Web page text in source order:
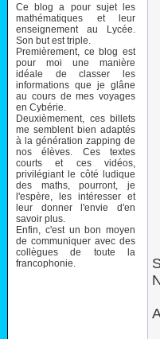
Ce blog a pour sujet les
mathématiques et leur
enseignement au Lycée.
Son but est triple.
Premièrement, ce blog est
pour moi une manière
idéale de classer les
informations que je glâne
au cours de mes voyages
en Cybérie.
Deuxièmement, ces billets
me semblent bien adaptés
à la génération zapping de
nos élèves. Ces textes
courts et ces vidéos,
privilégiant le côté ludique
des maths, pourront, je
l'espère, les intéresser et
leur donner l'envie d'en
savoir plus.
Enfin, c'est un bon moyen
de communiquer avec des
collègues de toute la
francophonie.